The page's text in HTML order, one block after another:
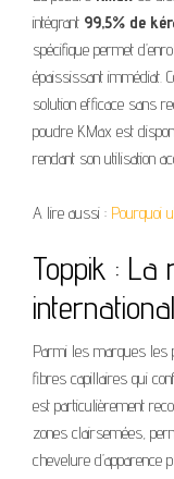
intégrant 99,5% de
spécifique permet
épaississant immédiat.
solution efficace sans
poudre KMax est
rendant son utilisation
A lire aussi : Pourquoi
Toppik : La
Parmi les marques les
fibres capillaires qui
est particulièrement
zones clairsemées,
chevelure d’apparence